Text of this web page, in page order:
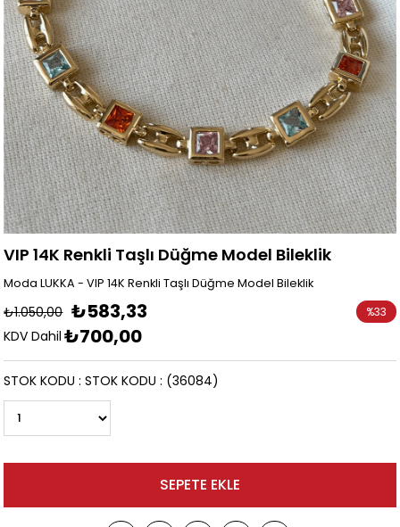
VIP 14K Renkli Taşlı Düğme Model Bileklik
Moda LUKKA - VIP 14K Renkli Taşlı Düğme Model Bileklik
₺1.050,00 ₺583,33
KDV Dahil ₺700,00
%33
(36084)
STOK KODU STOK KODU